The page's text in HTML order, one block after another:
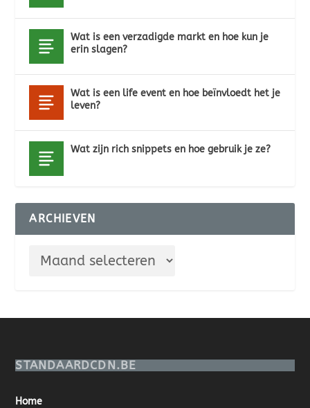
Wat is een verzadigde markt en hoe kun je
erin slagen?
Wat is een life event en hoe beïnvloedt het je
leven?
Wat zijn rich snippets en hoe gebruik je ze?
ARCHIEVEN
STANDAARDCDN.BE
Home